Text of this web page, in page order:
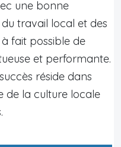
une bonne
travail local et des
fait possible de
et performante.
réside dans
de la culture locale